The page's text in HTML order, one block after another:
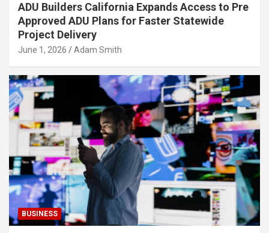
ADU Builders California Expands Access to Pre
Approved ADU Plans for Faster Statewide
Project Delivery
June 1, 2026 Adam Smith
BUSINESS